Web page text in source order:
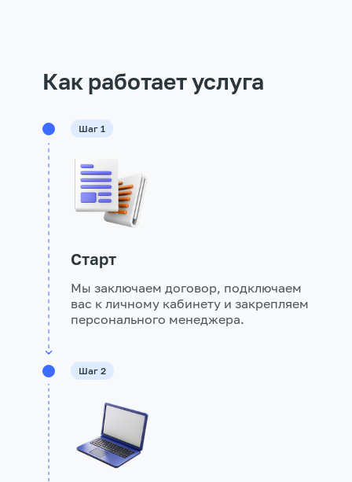
Как работает услуга
Шаг 1
Шаг 2
Мы заключаем договор, подключаем
вас к личному кабинету и закрепляем
персонального менеджера.
Старт